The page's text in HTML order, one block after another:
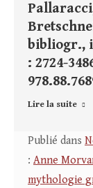
bibliogr.,
: 2724-
Lire la suite
Publié dans
: Anne
mythologie